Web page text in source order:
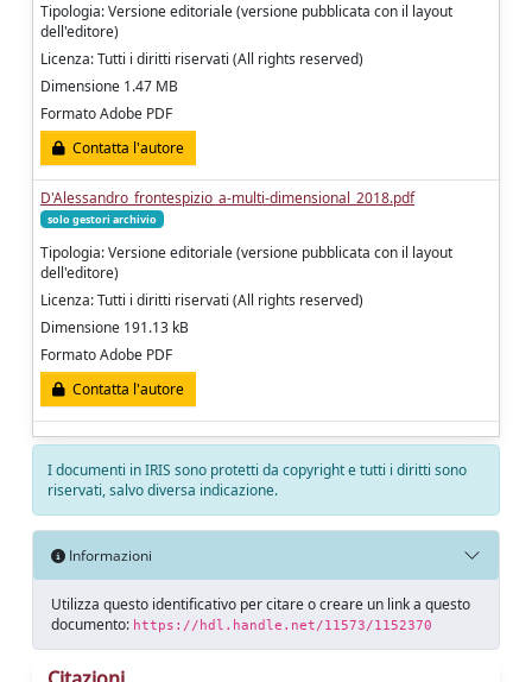
Tipologia: Versione editoriale (versione pubblicata con il layout
dell'editore)
Licenza: Tutti i diritti riservati (All rights reserved)
Dimensione 1.47 MB
Formato Adobe PDF
Contatta l'autore
D'Alessandro_frontespizio_a-multi-dimensional_2018.pdf
solo gestori archivio
Tipologia: Versione editoriale (versione pubblicata con il layout
dell'editore)
Licenza: Tutti i diritti riservati (All rights reserved)
Dimensione 191.13 kB
Formato Adobe PDF
Contatta l'autore
I documenti in IRIS sono protetti da copyright e tutti i diritti sono
riservati, salvo diversa indicazione.
Informazioni
Utilizza questo identificativo per citare o creare un link a questo
documento: https://hdl.handle.net/11573/1152370